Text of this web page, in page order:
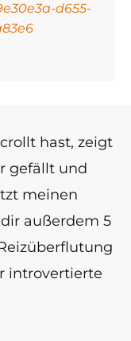
d655-
hast, zeigt
gefällt und
meinen
außerdem 5
introvertierte